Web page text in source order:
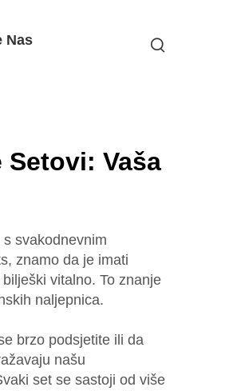
Nas
Vaša
svakodnevnim
znamo da je imati
vitalno. To znanje
naljepnica.
brzo podsjetite ili da
našu
set se sastoji od više